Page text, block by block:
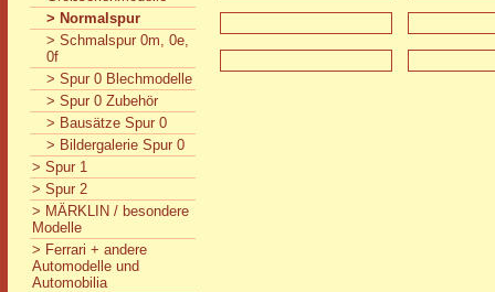
> Normalspur
> Schmalspur 0m, 0e,
0f
> Spur 0 Blechmodelle
> Spur 0 Zubehör
> Bausätze Spur 0
> Bildergalerie Spur 0
> Spur 1
> Spur 2
> MÄRKLIN / besondere
Modelle
> Ferrari + andere
Automodelle und
Automobilia